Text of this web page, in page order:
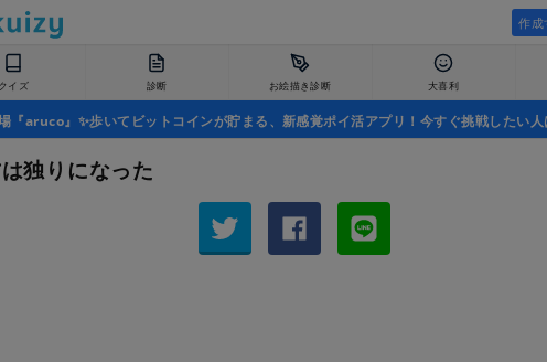
作成
クイズ 診断 お絵描き診断 大喜利
『aruco』✨歩いてビットコインが貯まる、新感覚ポイ活アプリ！今すぐ挑戦したい人
独りになった